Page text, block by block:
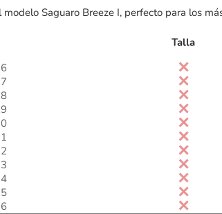
modelo Saguaro Breeze I, perfecto para los
Talla